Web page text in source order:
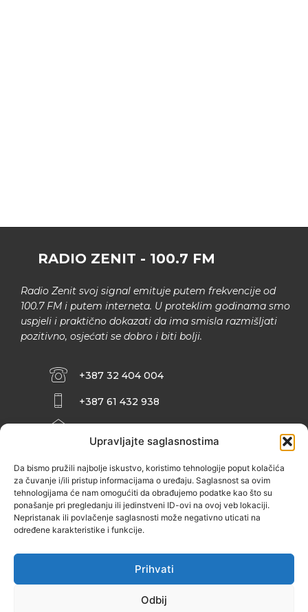
Upravljajte saglasnostima
Da bismo pružili najbolje iskustvo, koristimo tehnologije poput kolačića
za čuvanje i/ili pristup informacijama o uređaju. Saglasnost sa ovim
tehnologijama će nam omogućiti da obrađujemo podatke kao što su
ponašanje pri pregledanju ili jedinstveni ID-ovi na ovoj veb lokaciji.
Nepristanak ili povlačenje saglasnosti može negativno uticati na
određene karakteristike i funkcije.
Prihvati
Odbij
RADIO ZENIT - 100.7 FM
Radio Zenit svoj signal emituje putem frekvencije od
100.7 FM i putem interneta. U proteklim godinama smo
uspjeli i praktično dokazati da ima smisla razmišljati
pozitivno, osjećati se dobro i biti bolji.
+387 32 404 004
+387 61 432 938
INFO@ZENIT.BA
ZENIČANKA, 3. SPRAT), 72000 ZENICA